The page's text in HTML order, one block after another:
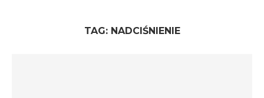
TAG: NADCIŚNIENIE